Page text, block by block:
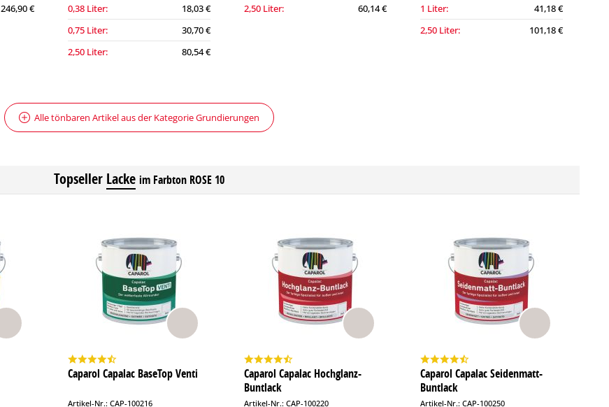
246,90 €
0,38 Liter:
18,03 €
0,75 Liter:
30,70 €
2,50 Liter:
80,54 €
2,50 Liter:
60,14 €
1 Liter:
41,18 €
2,50 Liter:
101,18 €
Alle tönbaren Artikel aus der Kategorie Grundierungen
Topseller Lacke im Farbton ROSE 10
Caparol Capalac BaseTop Venti
Artikel-Nr.: CAP-100216
Caparol Capalac Hochglanz-
Buntlack
Artikel-Nr.: CAP-100220
Caparol Capalac Seidenmatt-
Buntlack
Artikel-Nr.: CAP-100250